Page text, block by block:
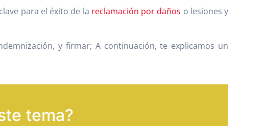
para el éxito de la reclamación por daños o lesiones y
y firmar; A continuación, te explicamos un
tema?